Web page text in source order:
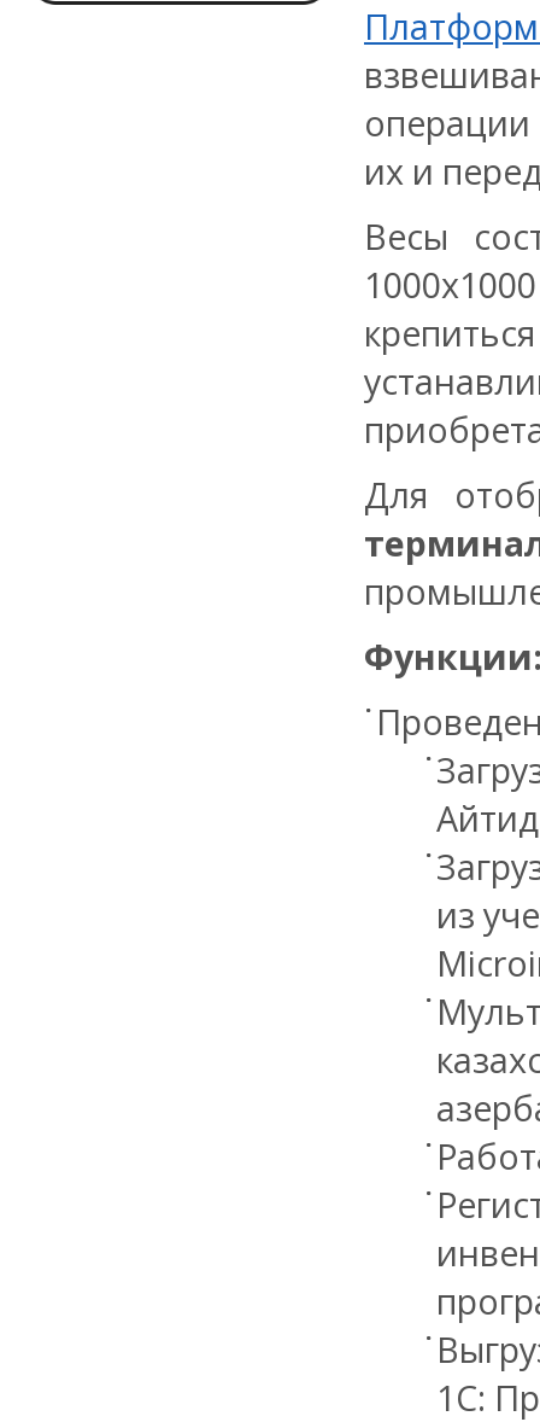
операции
их и
Весы
Для
из
1С: